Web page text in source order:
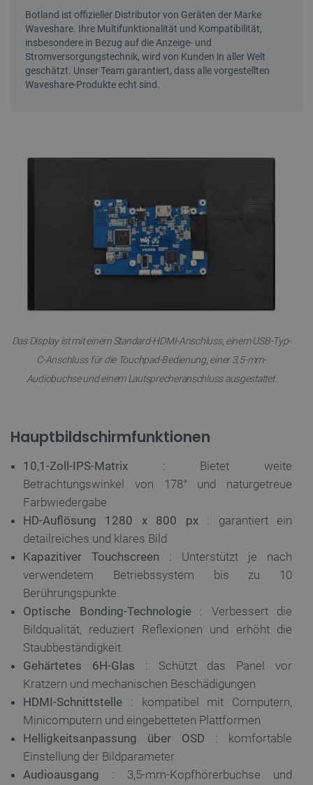
Das Display ist mit einem Standard-HDMI-Anschluss, einem USB-Typ-
C-Anschluss für die Touchpad-Bedienung, einer 3,5-mm-
Audiobuchse und einem Lautsprecheranschluss ausgestattet.
Hauptbildschirmfunktionen
10,1-Zoll-IPS-Matrix : Bietet weite
Betrachtungswinkel von 178° und naturgetreue
Farbwiedergabe
HD-Auflösung 1280 x 800 px: garantiert ein
detailreiches und klares Bild
Kapazitiver Touchscreen : Unterstützt je nach
verwendetem Betriebssystem bis zu 10
Berührungspunkte.
Optische Bonding-Technologie: Verbessert die
Bildqualität, reduziert Reflexionen und erhöht die
Staubbeständigkeit.
Gehärtetes 6H-Glas : Schützt das Panel vor
Kratzern und mechanischen Beschädigungen
HDMI-Schnittstelle : kompatibel mit Computern,
Minicomputern und eingebetteten Plattformen
Helligkeitsanpassung über OSD : komfortable
Einstellung der Bildparameter
Audioausgang : 3,5-mm-Kopfhörerbuchse und